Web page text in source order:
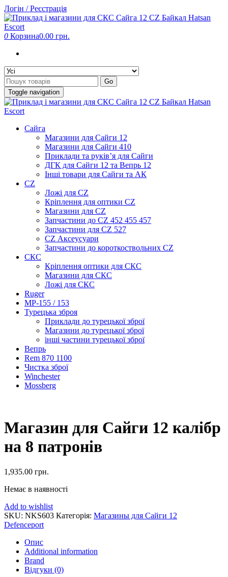
Skip
to
the
content
Логін / Реєстрація
0 Корзина0.00 грн.
Go
Toggle navigation
Сайга
Магазини для Сайги 12
Магазини для Сайги 410
Приклади та руків’я для Сайги
ДГК для Сайги 12 та Вепрь 12
Інші товари для Сайги та АК
CZ
Ложі для CZ
Кріплення для оптики CZ
Магазини для CZ
Запчастини до CZ 452 455 457
Запчастини для CZ 527
CZ Аксеусуари
Запчастини до короткоствольних CZ
СКС
Кріплення оптики для СКС
Магазини для СКС
Ложі для СКС
Ruger
МР-155 / 153
Турецька зброя
Приклади до турецької зброї
Магазини до турецької зброї
інші частини турецької зброї
Вепрь
Rem 870 1100
Чистка зброї
Winchester
Mossberg
Магазин для Сайги 12 калібр
на 8 патронів
1,935.00 грн.
Немає в наявності
Add to wishlist
SKU: NKS603 Категорія: Магазины для Сайги 12
Defenceport
Опис
Additional information
Brand
Відгуки (0)